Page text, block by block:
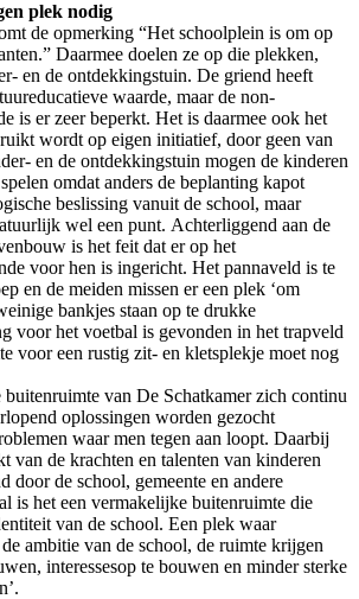
plek nodig
de opmerking “Het schoolplein is om op
Daarmee doelen ze op die plekken,
en de ontdekkingstuin. De griend heeft
waarde, maar de non-
is er zeer beperkt. Het is daarmee ook het
wordt op eigen initiatief, door geen van
en de ontdekkingstuin mogen de kinderen
omdat anders de beplanting kapot
beslissing vanuit de school, maar
wel een punt. Achterliggend aan de
is het feit dat er op het
voor hen is ingericht. Het pannaveld is te
en de meiden missen er een plek ‘om
bankjes staan op te drukke
voor het voetbal is gevonden in het trapveld
voor een rustig zit- en kletsplekje moet nog
van De Schatkamer zich continu
oplossingen worden gezocht
waar men tegen aan loopt. Daarbij
van de krachten en talenten van kinderen
door de school, gemeente en andere
is het een vermakelijke buitenruimte die
van de school. Een plek waar
ambitie van de school, de ruimte krijgen
interessesop te bouwen en minder sterke